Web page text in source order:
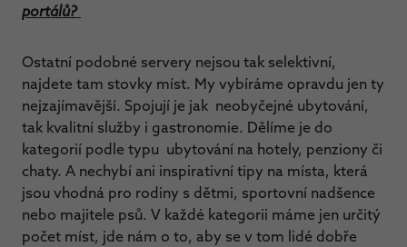
portálů?
Ostatní podobné servery nejsou tak selektivní,
najdete tam stovky míst. My vybíráme opravdu jen ty
nejzajímavější. Spojují je jak neobyčejné ubytování,
tak kvalitní služby i gastronomie. Dělíme je do
kategorií podle typu ubytování na hotely, penziony či
chaty. A nechybí ani inspirativní tipy na místa, která
jsou vhodná pro rodiny s dětmi, sportovní nadšence
nebo majitele psů. V každé kategorii máme jen určitý
počet míst, jde nám o to, aby se v tom lidé dobře